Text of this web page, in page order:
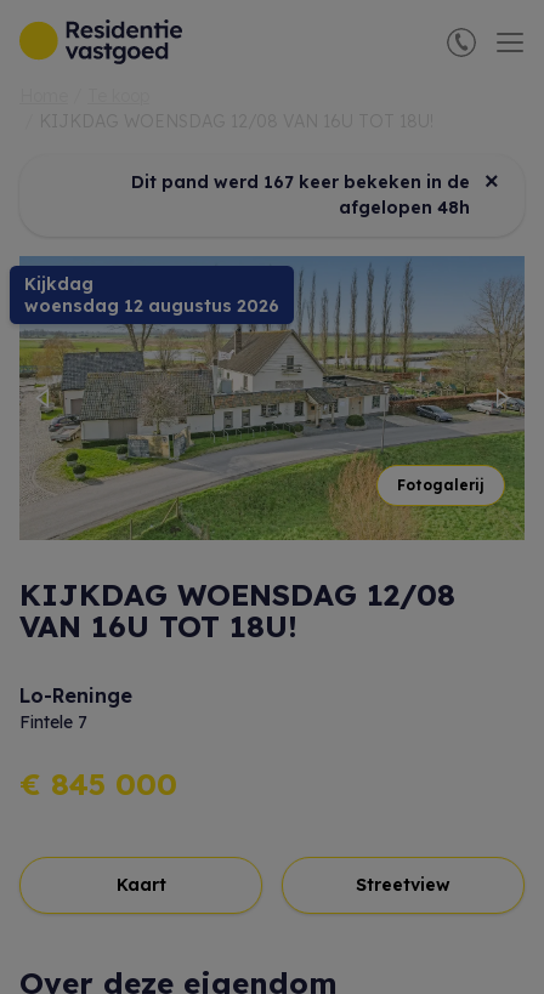
Menu overslaan en naar de inhoud gaan
Dit pand werd 167 keer bekeken in de
afgelopen 48h
×
Kijkdag
woensdag 12 augustus 2026
Previous
Fotogalerij
KIJKDAG WOENSDAG 12/08
VAN 16U TOT 18U!
Lo-Reninge
Fintele 7
€ 845 000
Kaart Streetview
Over deze eigendom